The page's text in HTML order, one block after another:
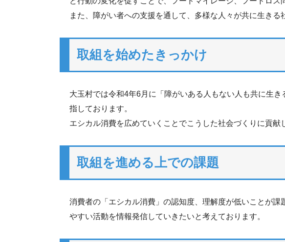
また、障がい者への支援を通して、多様な人々が共に生きる
取組を始めたきっかけ
大玉村では令和4年6月に「障がいある人もない人も共に生
指しております。
エシカル消費を広めていくことでこうした社会づくりに貢献
取組を進める上での課題
消費者の「エシカル消費」の認知度、理解度が低いことが
やすい活動を情報発信していきたいと考えております。